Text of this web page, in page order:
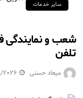
سایر خدمات
شعب و نمایندگی
تلفن
میعاد حسنی 2026